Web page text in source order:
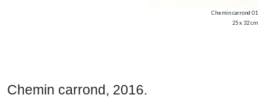
Chemin carrond 01
25 x 32 cm
Chemin carrond, 2016.